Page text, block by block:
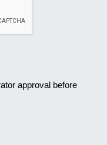
approval before